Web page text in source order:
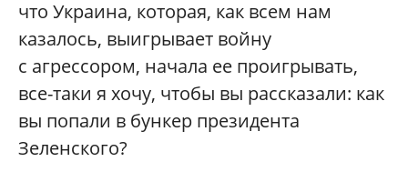
что Украина, которая, как всем нам
казалось, выигрывает войну
с агрессором, начала ее проигрывать,
все-таки я хочу, чтобы вы рассказали: как
вы попали в бункер президента
Зеленского?